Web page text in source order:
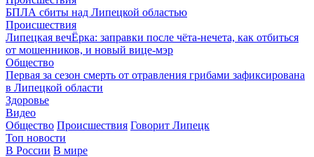
БПЛА сбиты над Липецкой областью
Происшествия
Липецкая вечЁрка: заправки после чёта-нечета, как отбиться
от мошенников, и новый вице-мэр
Общество
Первая за сезон смерть от отравления грибами зафиксирована
в Липецкой области
Здоровье
Видео
Общество Происшествия Говорит Липецк
Топ новости
В России В мире